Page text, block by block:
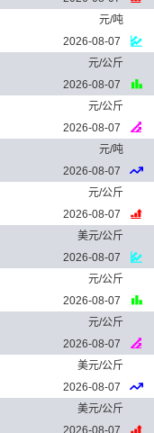
元/吨
2026-08-07
元/公斤
2026-08-07
元/公斤
2026-08-07
元/吨
2026-08-07
元/公斤
2026-08-07
美元/公斤
2026-08-07
元/公斤
2026-08-07
元/公斤
2026-08-07
美元/公斤
2026-08-07
美元/公斤
2026-08-07